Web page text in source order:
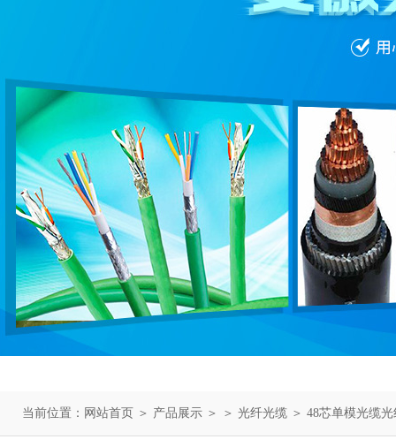
当前位置： 网站首页 ＞ 产品展示 ＞ ＞ 光纤光缆 ＞ 48芯单模光缆